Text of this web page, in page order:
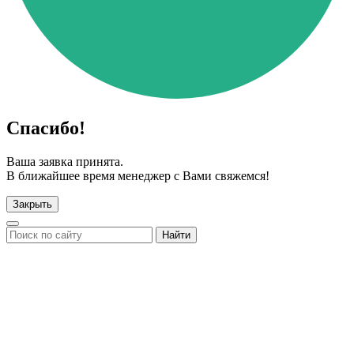
Спасибо!
Ваша заявка принята.
В ближайшее время менеджер с Вами свяжемся!
Закрыть
Найти